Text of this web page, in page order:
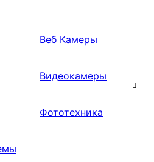
Веб Камеры
Видеокамеры
Фототехника